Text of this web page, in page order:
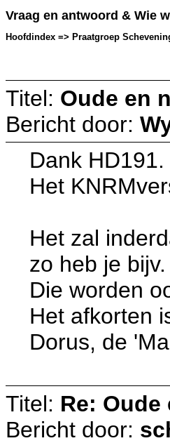
Vraag en antwoord & Wie
Hoofdindex => Praatgroep
Titel: Oude en
Bericht door:
Dank HD191.
Het
Het zal
zo heb je
Die worden
Het afkorten
Dorus, de
Titel: Re:
Bericht door: